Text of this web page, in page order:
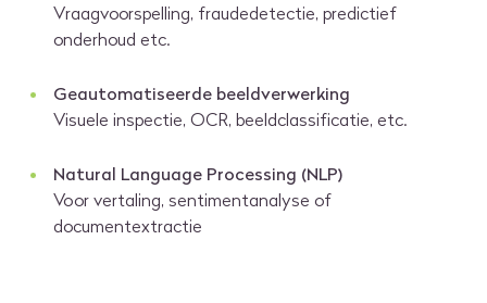
Vraagvoorspelling, fraudedetectie, predictief
onderhoud etc.
Geautomatiseerde beeldverwerking
Visuele inspectie, OCR, beeldclassificatie, etc.
Natural Language Processing (NLP)
Voor vertaling, sentimentanalyse of
documentextractie